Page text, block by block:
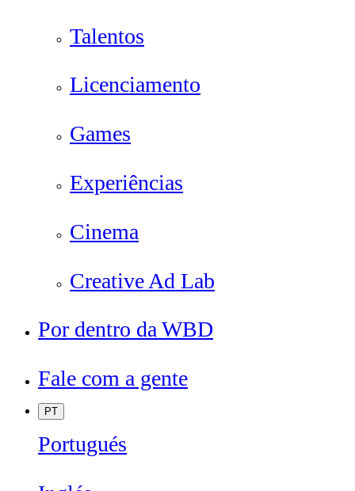
Talentos
Licenciamento
Games
Experiências
Cinema
Creative Ad Lab
Por dentro da WBD
Fale com a gente
PT
Portugués